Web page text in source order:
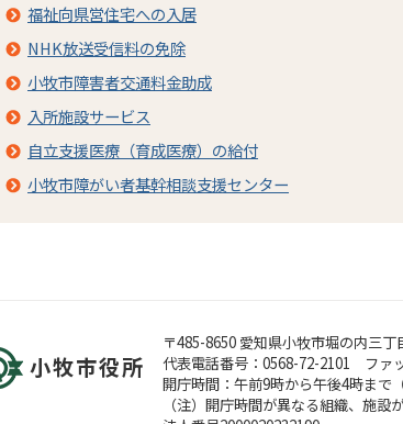
福祉向県営住宅への入居
NHK放送受信料の免除
小牧市障害者交通料金助成
入所施設サービス
自立支援医療（育成医療）の給付
小牧市障がい者基幹相談支援センター
小牧市役所
〒485-8650 愛知県小牧市堀の内三丁
代表電話番号：0568-72-2101 ファ
開庁時間：午前9時から午後4時まで
（注）開庁時間が異なる組織、施設